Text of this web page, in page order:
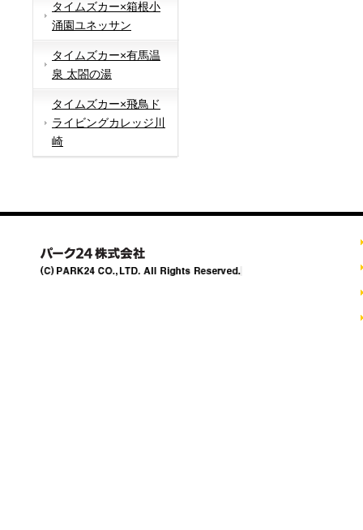
タイムズカー×箱根小
涌園ユネッサン
タイムズカー×有馬温
泉 太閤の湯
タイムズカー×飛鳥ド
ライビングカレッジ川
崎